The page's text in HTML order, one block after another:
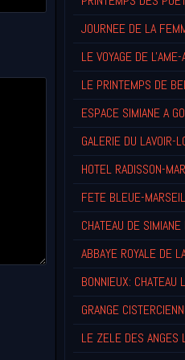
JOURNEE DE LA
LE VOYAGE DE L'AME-
LE PRINTEMPS DE
ESPACE SIMIANE A
GALERIE DU LAVOIR-
HOTEL RADISSON-
FETE BLEUE-
CHATEAU DE SIMIANE
ABBAYE ROYALE DE
BONNIEUX: CHATEAU
GRANGE
LE ZELE DES ANGES